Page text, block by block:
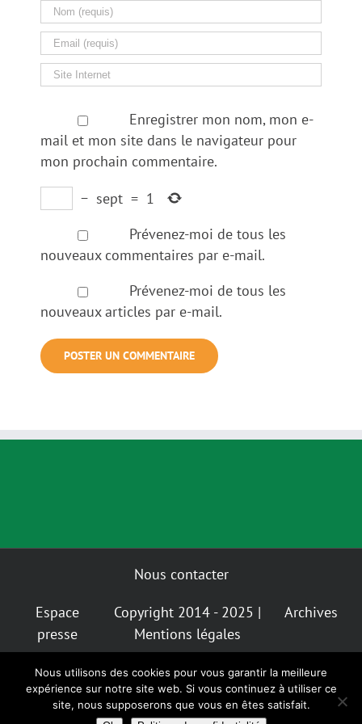
Enregistrer mon nom, mon e-
mail et mon site dans le navigateur pour
mon prochain commentaire.
− sept = 1
Prévenez-moi de tous les
nouveaux commentaires par e-mail.
Prévenez-moi de tous les
nouveaux articles par e-mail.
Nous contacter
Espace
presse
Copyright 2014 - 2025 |
Mentions légales
Archives
InstagramFacebook
Mastodon
AlternatibaFacebook
Bluesky
GIGNV
Nous utilisons des cookies pour vous garantir la meilleure
expérience sur notre site web. Si vous continuez à utiliser ce
site, nous supposerons que vous en êtes satisfait.